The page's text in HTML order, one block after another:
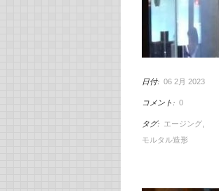
日付: 06 2月 2023
コメント: 0
タグ: エージング
モルタル造形